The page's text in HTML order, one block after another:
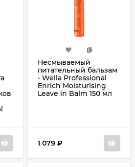
Несмываемый
питательный бальзам
- Wella Professional
Enrich Moisturising
Leave in Balm 150 мл
1 079 ₽